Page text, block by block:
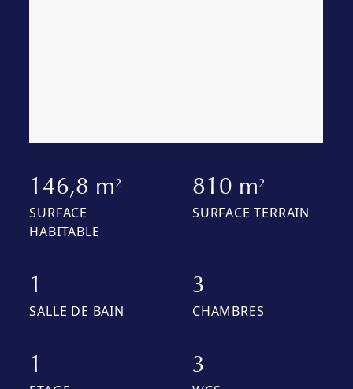
146,8 m2
SURFACE
HABITABLE
810 m2
SURFACE TERRAIN
1
SALLE DE BAIN
3
CHAMBRES
1 3